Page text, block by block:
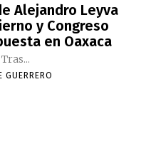
Alejandro Leyva
y Congreso
en Oaxaca
Tras...
GUERRERO